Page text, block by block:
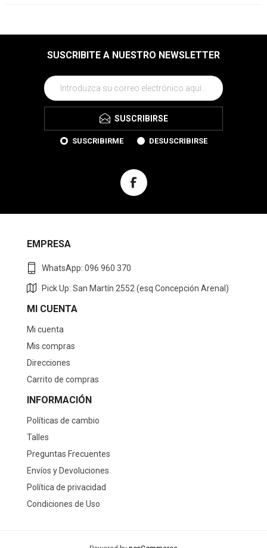
SUSCRIBITE A NUESTRO NEWSLETTER
SUSCRIBIRSE
SUSCRIBIRME DESUSCRIBIRSE
EMPRESA
WhatsApp: 096 960 370
Pick Up: San Martín 2552 (esq Concepción Arenal)
MI CUENTA
Mi cuenta
Mis compras
Direcciones
Carrito de compras
INFORMACIÓN
Políticas de cambio
Talles
Preguntas Frecuentes
Envíos y Devoluciones
Política de privacidad
Condiciones de Uso